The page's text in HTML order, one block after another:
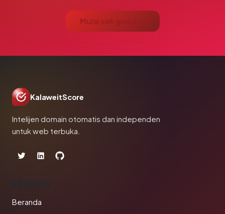
Mulai cek gratis →
KalaweitScore
Intelijen domain otomatis dan independen
untuk web terbuka.
PRODUK
Beranda